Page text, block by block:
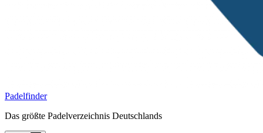
Padelfinder
Das größte Padelverzeichnis Deutschlands